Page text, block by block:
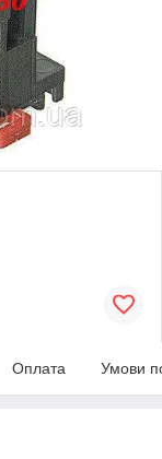
Оплата Умови